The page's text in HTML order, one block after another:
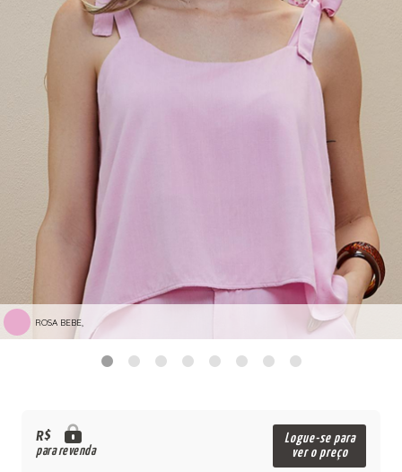
ROSA BEBE,
R$
para revenda
Logue-se para
ver o preço